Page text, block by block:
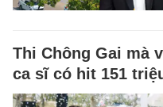
Thi Chông Gai mà
ca sĩ có hit 151